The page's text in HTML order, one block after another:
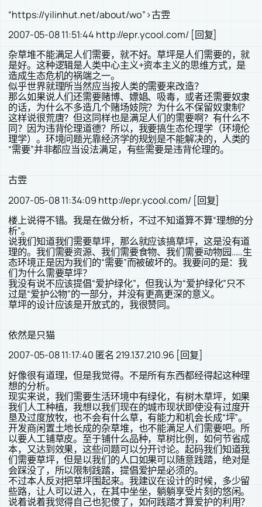
“https://yilinhut.net/about/wo”>古雴
2007-05-08 11:51:44 http://epr.ycool.com/ [回复]
杂草堆不能满足人们需要，就不好。草坪是人们需要的，就
是好。这种逻辑是人类中心主义+资本主义的思维方式，是
造成生态危机的祸端之一。
似乎世界就理所当然应当按人类的需要来改造？
那么如果说人们还需要赌博、嫖娼、吸毒，或者还需要奴隶
的话，为什么不多造几个赌场妓院？为什么不保留奴隶制？
这样说很荒唐？但这同样也是满足人们的需要啊？有什么不
同？因为违背伦理道德？所以，我要搞生态伦理学（环境伦
理学）。环境问题光靠经济学的规划是不能解决的，人类的
“需要”并非都应当设法满足，有些需要是违背伦理的。
古雴
2007-05-08 11:34:09 http://epr.ycool.com/ [回复]
楼上说得不错。我是在做分析，不过不知道算不算“理想的分
析”。
说我们知道我们需要草坪，那么就应该搞草坪，这是没有道
理的。我们需要资源、我们需要食物、我们需要动物园……生
态环境正是因为我们的“需要”而被破坏的。我要问的是：我
们为什么需要草坪？
我没有说不应该提倡“爱护绿化”，但我认为“爱护绿化”只不
过是“爱护公物”的一部分，并没有更高更深的意义。
草坪的设计应该是开放式的，我很赞同。
依然是只猫
2007-05-08 11:17:40 匿名 219.137.210.96 [回复]
好像很有道理，但是我觉得。不是所有东西都经得起这种理
想的分析。
现实来说，我们需要生活环境中有绿化，有树木草坪，如果
我们人工种植，我想以我们现在的城市现状即使没有过度开
垦及过度放牧，也不会有什么草，有能力和机会长成“坪”。
开发商闲置土地长成的杂草堆，也不能满足人们需要吧。所
以要人工铺草皮。至于铺什么品种，草树比例，如何节省成
本，又达到效果，这些问题可以分开讨论。起码我们知道我
们需要草坪，但是以我们的人口如果可以随意践踏，绝对是
会踩没了，所以限制践踏，提倡爱护是必须的。
不过本人反对把草坪围起来。我建议在设计的时候，多少留
些路，让人可以进入，在其中坐坐，躺躺享受片刻的悠闲。
说着说着我觉得自己也犯傻了，如何践踏才算爱护的利用？